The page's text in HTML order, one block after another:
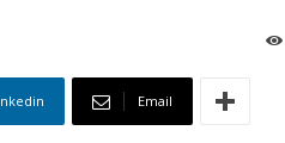
Email